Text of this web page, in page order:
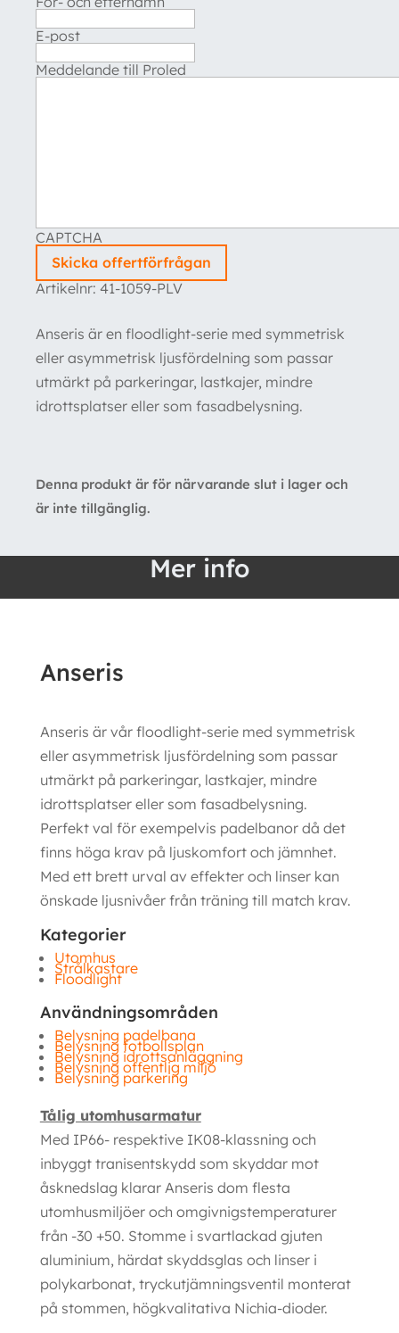
E-post
Meddelande till Proled
CAPTCHA
Skicka offertförfrågan
Artikelnr: 41-1059-PLV
Anseris är en floodlight-serie med symmetrisk
eller asymmetrisk ljusfördelning som passar
utmärkt på parkeringar, lastkajer, mindre
idrottsplatser eller som fasadbelysning.
Denna produkt är för närvarande slut i lager och
är inte tillgänglig.
Mer info
Anseris
Anseris är vår floodlight-serie med symmetrisk
eller asymmetrisk ljusfördelning som passar
utmärkt på parkeringar, lastkajer, mindre
idrottsplatser eller som fasadbelysning.
Perfekt val för exempelvis padelbanor då det
finns höga krav på ljuskomfort och jämnhet.
Med ett brett urval av effekter och linser kan
önskade ljusnivåer från träning till match krav.
Kategorier
Utomhus
Strålkastare
Floodlight
Användningsområden
Belysning padelbana
Belysning fotbollsplan
Belysning idrottsanläggning
Belysning offentlig miljö
Belysning parkering
Tålig utomhusarmatur
Med IP66- respektive IK08-klassning och
inbyggt tranisentskydd som skyddar mot
åsknedslag klarar Anseris dom flesta
utomhusmiljöer och omgivnigstemperaturer
från -30 +50. Stomme i svartlackad gjuten
aluminium, härdat skyddsglas och linser i
polykarbonat, tryckutjämningsventil monterat
på stommen, högkvalitativa Nichia-dioder.